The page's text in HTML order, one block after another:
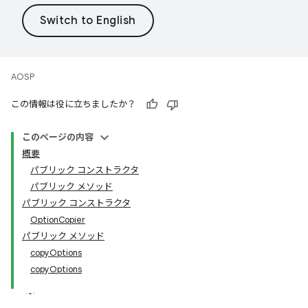
AOSP
この情報は役に立ちましたか？
このページの内容
概要
パブリック コンストラクタ
パブリック メソッド
パブリック コンストラクタ
OptionCopier
パブリック メソッド
copyOptions
copyOptions